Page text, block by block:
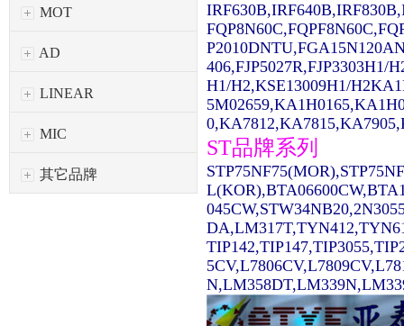
MOT
AD
LINEAR
MIC
其它品牌
406,FJP5027R,FJP3303H1/
H1/H2,KSE13009H1/
ST品牌系列